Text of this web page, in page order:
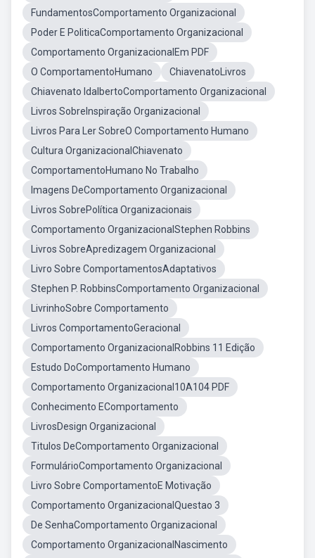
FundamentosComportamento Organizacional
Poder E PoliticaComportamento Organizacional
Comportamento OrganizacionalEm PDF
O ComportamentoHumano
ChiavenatoLivros
Chiavenato IdalbertoComportamento Organizacional
Livros SobreInspiração Organizacional
Livros Para Ler SobreO Comportamento Humano
Cultura OrganizacionalChiavenato
ComportamentoHumano No Trabalho
Imagens DeComportamento Organizacional
Livros SobrePolítica Organizacionais
Comportamento OrganizacionalStephen Robbins
Livros SobreApredizagem Organizacional
Livro Sobre ComportamentosAdaptativos
Stephen P. RobbinsComportamento Organizacional
LivrinhoSobre Comportamento
Livros ComportamentoGeracional
Comportamento OrganizacionalRobbins 11 Edição
Estudo DoComportamento Humano
Comportamento Organizacional10A104 PDF
Conhecimento EComportamento
LivrosDesign Organizacional
Titulos DeComportamento Organizacional
FormulárioComportamento Organizacional
Livro Sobre ComportamentoE Motivação
Comportamento OrganizacionalQuestao 3
De SenhaComportamento Organizacional
Comportamento OrganizacionalNascimento